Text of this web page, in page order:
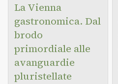
La Vienna
gastronomica. Dal
brodo
primordiale alle
avanguardie
pluristellate